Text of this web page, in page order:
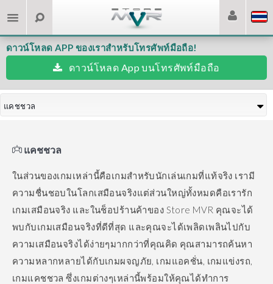
ดาวน์โหลด APP ของเราสำหรับโทรศัพท์มือถือ!
ดาวน์โหลด App บนโทรศัพท์มือถือ
แคชชวล
แคชชวล
ในส่วนของเกมเหล่านี้คือเกมสำหรับนักเล่นเกมที่แท้จริง เรามี
ความชื่นชอบในโลกเสมือนจริงแต่ส่วนใหญ่ทั้งหมดคือเรารัก
เกมเสมือนจริง และในช็อปร้านค้าของ Store MVR คุณจะได้
พบกับเกมเสมือนจริงที่ดีที่สุด และคุณจะได้เพลิดเพลินไปกับ
ความเสมือนจริงได้ง่ายๆมากกว่าที่คุณคิด คุณสามารถค้นหา
ความหลากหลายได้กับเกมผจญภัย, เกมแอคชั่น, เกมแข่งรถ,
เกมแคชชวล ซึ่งเกมต่างๆเหล่านี้พร้อมให้คุณได้ทำการ